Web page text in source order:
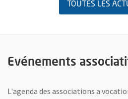
TOUTES LES
Evénements
L'agenda des associations a